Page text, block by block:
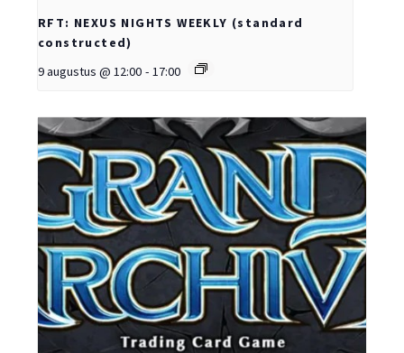
RFT: NEXUS NIGHTS WEEKLY (standard
constructed)
9 augustus @ 12:00 - 17:00